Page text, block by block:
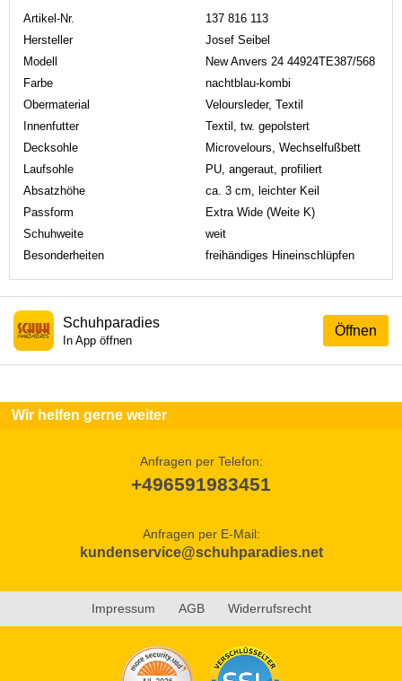
Artikel-Nr.
137 816 113
Hersteller
Josef Seibel
Modell
New Anvers 24 44924TE387/568
Farbe
nachtblau-kombi
Obermaterial
Veloursleder, Textil
Innenfutter
Textil, tw. gepolstert
Decksohle
Microvelours, Wechselfußbett
Laufsohle
PU, angeraut, profiliert
Absatzhöhe
ca. 3 cm, leichter Keil
Passform
Extra Wide (Weite K)
Schuhweite
weit
Besonderheiten
freihändiges Hineinschlüpfen
Öffnen
Schuhparadies
In App öffnen
Wir helfen gerne weiter
Anfragen per Telefon:
+496591983451
Anfragen per E-Mail:
kundenservice@schuhparadies.net
Impressum AGB Widerrufsrecht